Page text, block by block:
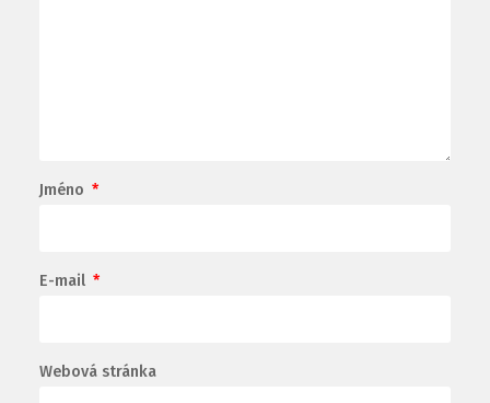
Jméno *
E-mail *
Webová stránka